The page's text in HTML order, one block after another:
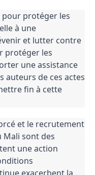
pour protéger les
à une
et lutter contre
protéger les
une assistance
auteurs de ces actes
fin à cette
et le recrutement
Mali sont des
une action